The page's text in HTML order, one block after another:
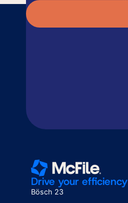
Drive your efficiency
Bösch 23